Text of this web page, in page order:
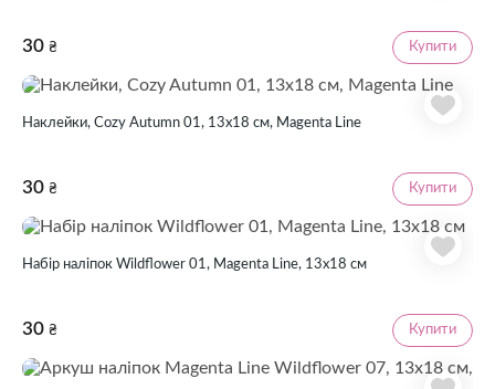
30 ₴ Купити
Наклейки, Cozy Autumn 01, 13х18 см, Magenta Line
30 ₴ Купити
Набір наліпок Wildflower 01, Magenta Line, 13x18 см
30 ₴ Купити